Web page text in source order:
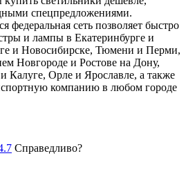
спецпредложениями.
федеральная сеть позволяет быстро
и лампы в Екатеринбурге и
и Новосибирске, Тюмени и Перми,
Новгороде и Ростове на Дону,
Калуге, Орле и Ярославле, а также
компанию в любом городе
Справедливо?